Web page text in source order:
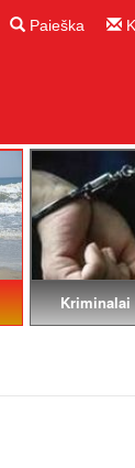
Paieška
Kriminalai